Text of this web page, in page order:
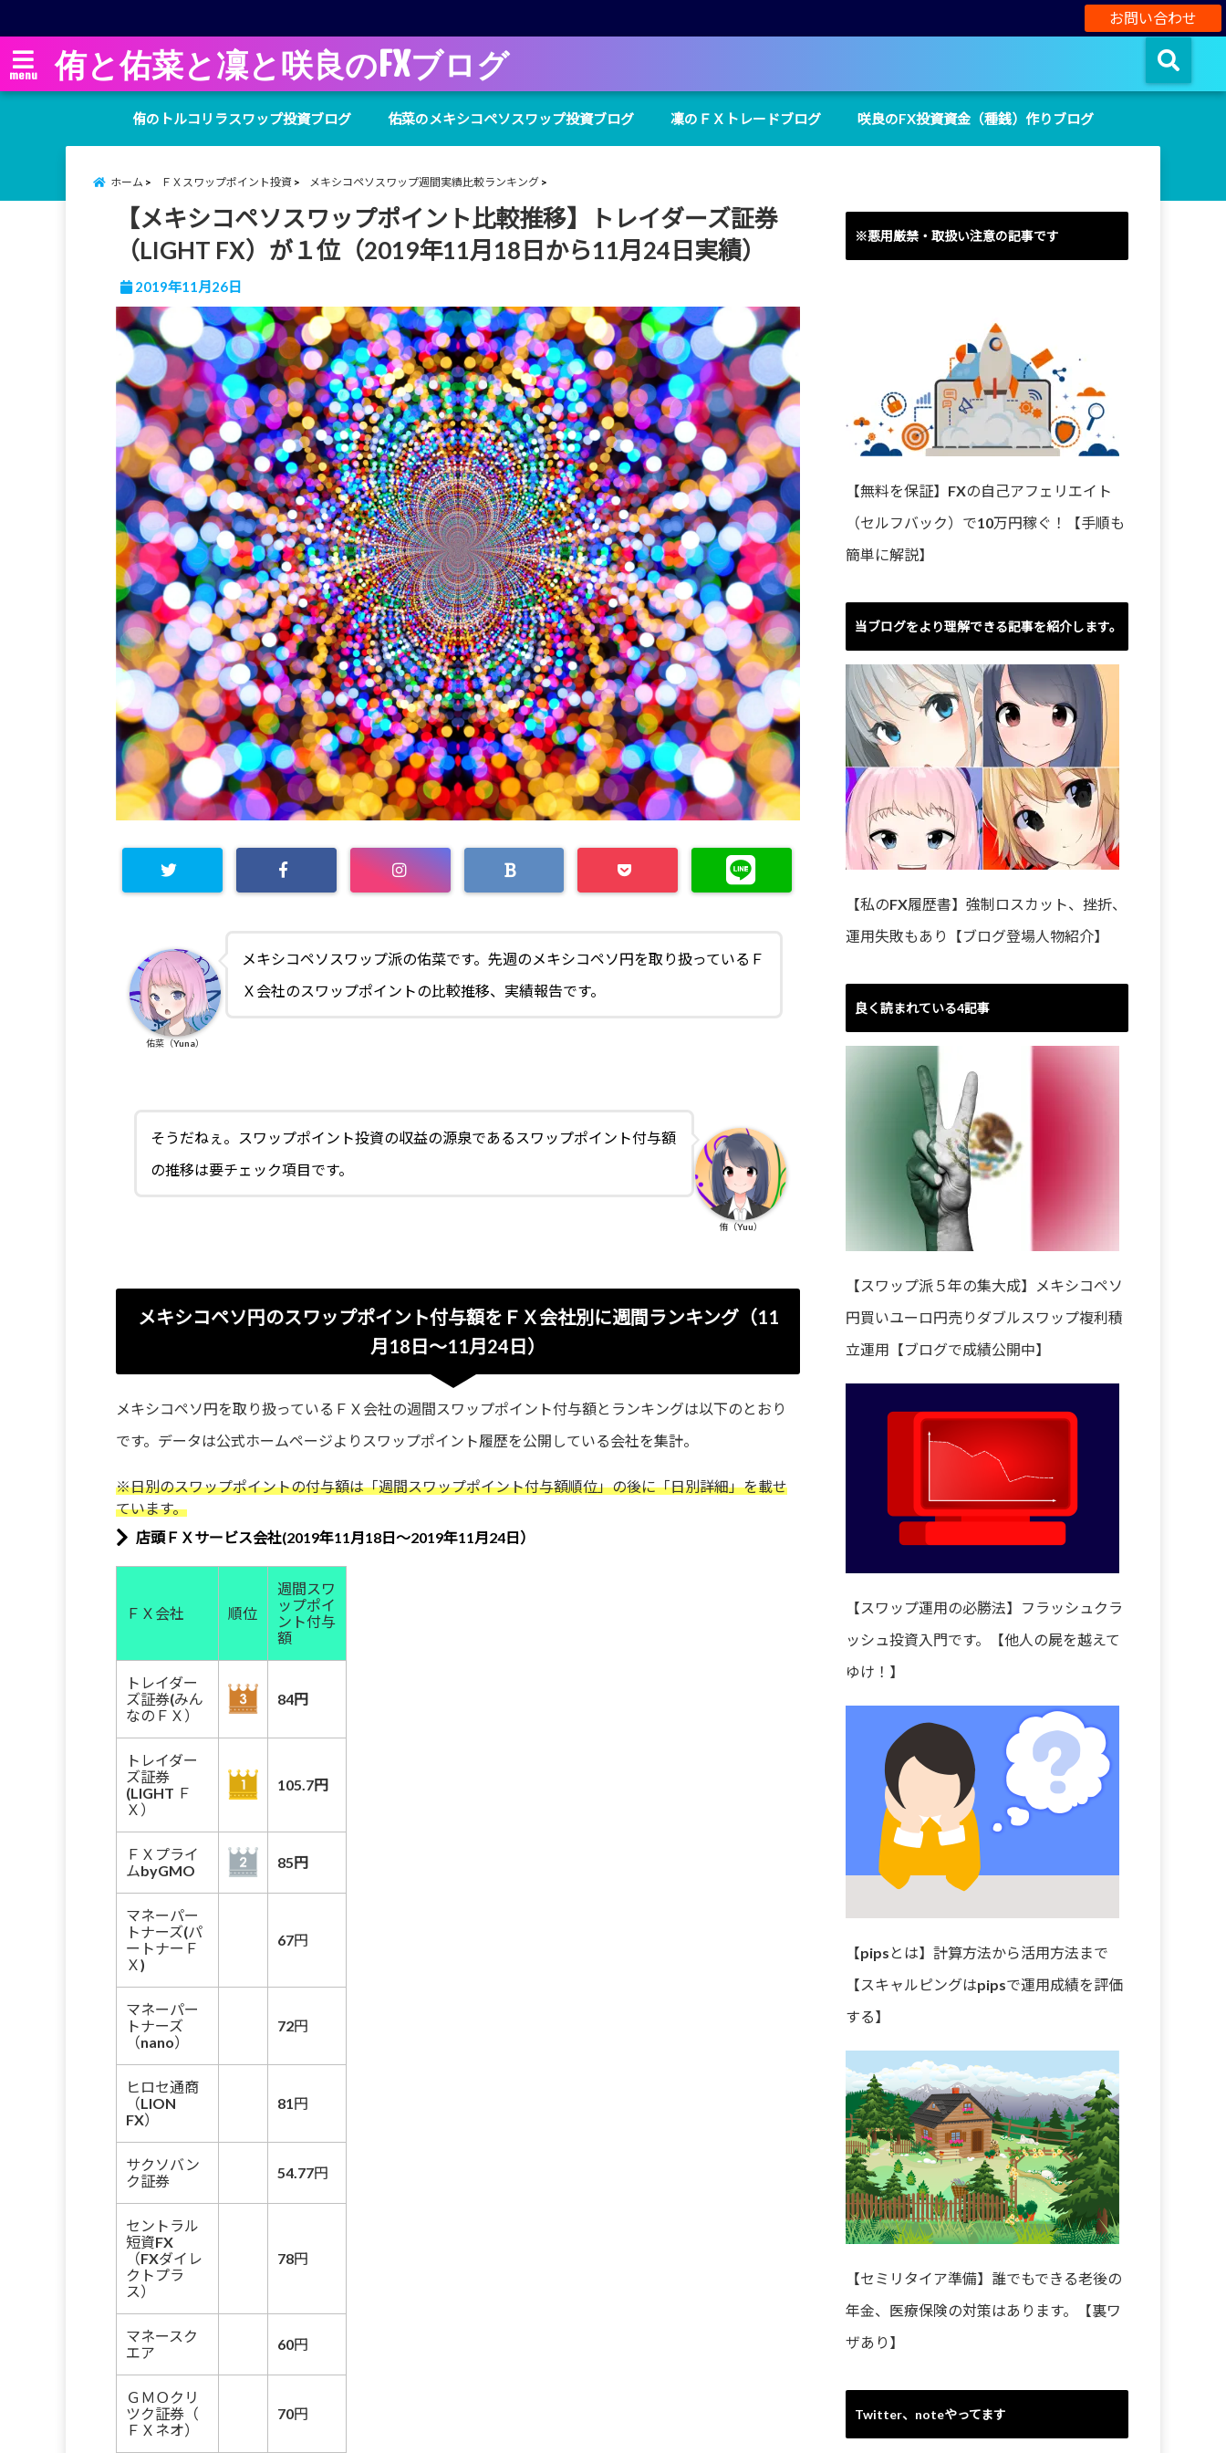
お問い合わせ
menu 侑と佑菜と凜と咲良のFXブログ
侑のトルコリラスワップ投資ブログ 佑菜のメキシコペソスワップ投資ブログ 凜のＦＸトレードブログ 咲良のFX投資資金（種銭）作りブログ
ホーム ＦＸスワップポイント投資 メキシコペソスワップ週間実績比較ランキング
【メキシコペソスワップポイント比較推移】トレイダーズ証券
（LIGHT FX）が１位（2019年11月18日から11月24日実績）
2019年11月26日
メキシコペソスワップ派の佑菜です。先週のメキシコペソ円を取り扱っているＦ
Ｘ会社のスワップポイントの比較推移、実績報告です。
佑菜（Yuna）
そうだねぇ。スワップポイント投資の収益の源泉であるスワップポイント付与額
の推移は要チェック項目です。
侑（Yuu）
メキシコペソ円のスワップポイント付与額をＦＸ会社別に週間ランキング（11
月18日～11月24日）
メキシコペソ円を取り扱っているＦＸ会社の週間スワップポイント付与額とランキングは以下のとおり
です。データは公式ホームページよりスワップポイント履歴を公開している会社を集計。
※日別のスワップポイントの付与額は「週間スワップポイント付与額順位」の後に「日別詳細」を載せ
ています。
店頭ＦＸサービス会社(2019年11月18日～2019年11月24日）
ＦＸ会社 順位
週間スワ
ップポイ
ント付与
額
トレイダー
ズ証券(みん
なのＦＸ）
84円
トレイダー
ズ証券
(LIGHT Ｆ
Ｘ）
105.7円
ＦＸプライ
ムbyGMO
85円
マネーパー
トナーズ(パ
ートナーＦ
Ｘ)
67円
マネーパー
トナーズ
（nano）
72円
ヒロセ通商
（LION
FX）
81円
サクソバン
ク証券
54.77円
セントラル
短資FX
（FXダイレ
クトプラ
ス）
78円
マネースク
エア
60円
ＧＭＯクリ
ツク証券（
ＦＸネオ）
70円
※悪用厳禁・取扱い注意の記事です
【無料を保証】FXの自己アフェリエイト
（セルフバック）で10万円稼ぐ！【手順も
簡単に解説】
当ブログをより理解できる記事を紹介します。
【私のFX履歴書】強制ロスカット、挫折、
運用失敗もあり【ブログ登場人物紹介】
良く読まれている4記事
【スワップ派５年の集大成】メキシコペソ
円買いユーロ円売りダブルスワップ複利積
立運用【ブログで成績公開中】
【スワップ運用の必勝法】フラッシュクラ
ッシュ投資入門です。【他人の屍を越えて
ゆけ！】
【pipsとは】計算方法から活用方法まで
【スキャルピングはpipsで運用成績を評価
する】
【セミリタイア準備】誰でもできる老後の
年金、医療保険の対策はあります。【裏ワ
ザあり】
Twitter、noteやってます